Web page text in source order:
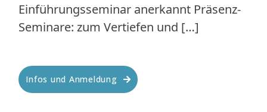
Einführungsseminar anerkannt Präsenz-
Seminare: zum Vertiefen und […]
Infos und Anmeldung